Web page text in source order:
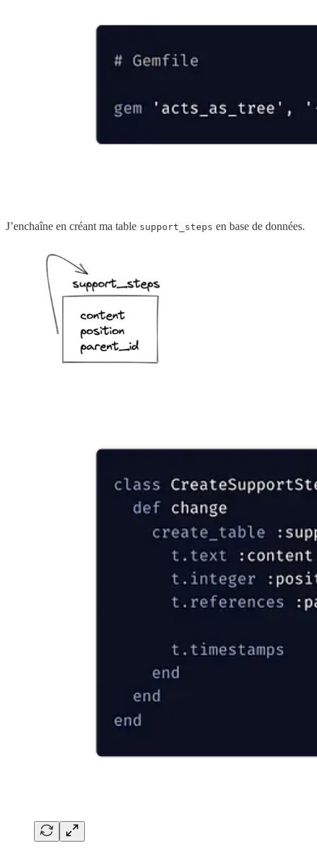
J’enchaîne en créant ma table support_steps en base de données.